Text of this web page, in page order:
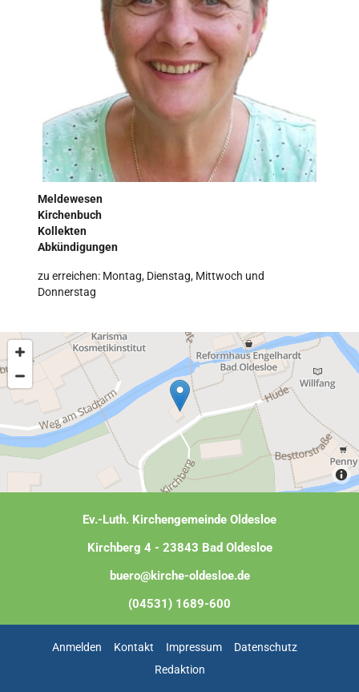
Meldewesen
Kirchenbuch
Kollekten
Abkündigungen
zu erreichen: Montag, Dienstag, Mittwoch und
Donnerstag
Ev.-Luth. Kirchengemeinde Oldesloe
Kirchberg 4 - 23843 Bad Oldesloe
buero@kirche-oldesloe.de
(04531) 1689-600
Anmelden Kontakt Impressum
Datenschutz
Redaktion